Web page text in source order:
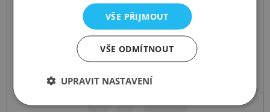
VŠE PŘIJMOUT
VŠE ODMÍTNOUT
UPRAVIT NASTAVENÍ